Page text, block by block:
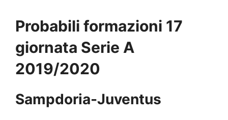
Probabili formazioni 17
giornata Serie A
2019/2020
Sampdoria-Juventus